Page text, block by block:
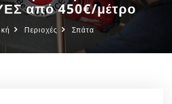
από 450€/μέτρο
Περιοχές Σπάτα